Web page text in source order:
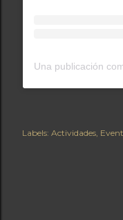
Labels: Actividades